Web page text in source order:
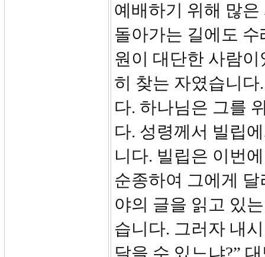
예배하기 위해 많
돌아가는 길에도
원이 대단한 사람
히 찾는 자였습니
다. 하나님은 그를
다. 성령께서 빌립
니다. 빌립은 이번
순종하여 그에게
야의 글을 읽고 있
습니다. 그러자 내
달을 수 있느냐?”